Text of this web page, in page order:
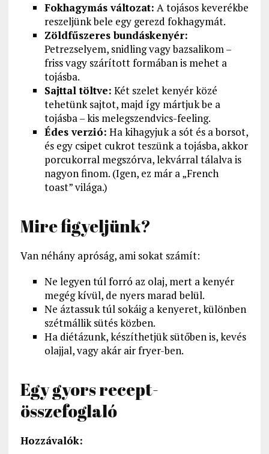
Fokhagymás változat: A tojásos keverékbe
reszeljünk bele egy gerezd fokhagymát.
Zöldfűszeres bundáskenyér:
Petrezselyem, snidling vagy bazsalikom –
friss vagy szárított formában is mehet a
tojásba.
Sajttal töltve: Két szelet kenyér közé
tehetünk sajtot, majd így mártjuk be a
tojásba – kis melegszendvics-feeling.
Édes verzió: Ha kihagyjuk a sót és a borsot,
és egy csipet cukrot teszünk a tojásba, akkor
porcukorral megszórva, lekvárral tálalva is
nagyon finom. (Igen, ez már a „French
toast” világa.)
Mire figyeljünk?
Van néhány apróság, ami sokat számít:
Ne legyen túl forró az olaj, mert a kenyér
megég kívül, de nyers marad belül.
Ne áztassuk túl sokáig a kenyeret, különben
szétmállik sütés közben.
Ha diétázunk, készíthetjük sütőben is, kevés
olajjal, vagy akár air fryer-ben.
Egy gyors recept-
összefoglaló
Hozzávalók: